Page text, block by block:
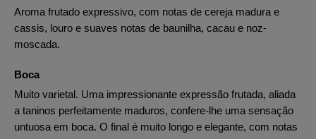
Aroma frutado expressivo, com notas de cereja madura e
cassis, louro e suaves notas de baunilha, cacau e noz-
moscada.
Boca
Muito varietal. Uma impressionante expressão frutada, aliada
a taninos perfeitamente maduros, confere-lhe uma sensação
untuosa em boca. O final é muito longo e elegante, com notas